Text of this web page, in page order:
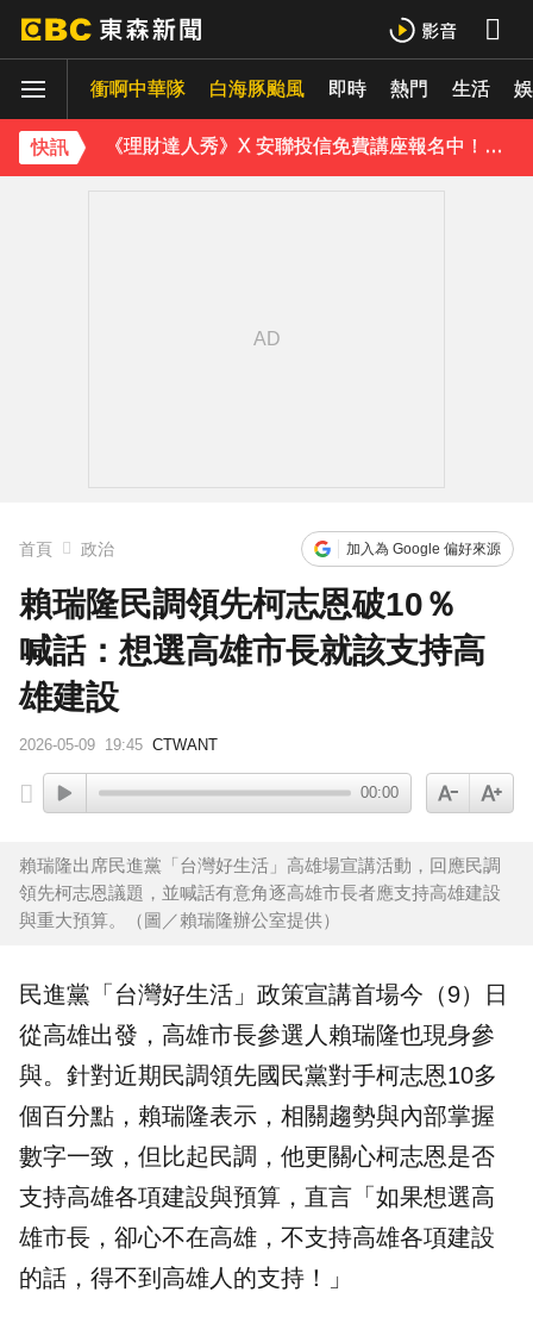
衝啊中華隊 白海豚颱風 即時 熱門 生活
快訊
《理財達人秀》X 安聯投信免費講座報名中！搶先卡位 2027
下載東森App，隨時掌握天下大小事！
首頁 政治 加入為 Google 偏好來源
賴瑞隆民調領先柯志恩破10％
喊話：想選高雄市長就該支持高
雄建設
2026-05-09 19:45 CTWANT
00:00
賴瑞隆出席民進黨「台灣好生活」高雄場宣講活動，回應民調
領先柯志恩議題，並喊話有意角逐高雄市長者應支持高雄建設
與重大預算。（圖／賴瑞隆辦公室提供）
民進黨「台灣好生活」政策宣講首場今（9）日
從高雄出發，高雄市長參選人 賴瑞隆也現身參
與。針對近期民調領先國民黨對手柯志恩10多
個百分點，賴瑞隆表示，相關趨勢與內部掌握
數字一致，但比起民調，他更關心柯志恩是否
支持高雄各項建設與預算，直言「如果想選高
雄市長，卻心不在高雄，不支持高雄各項建設
的話，得不到高雄人的支持！」